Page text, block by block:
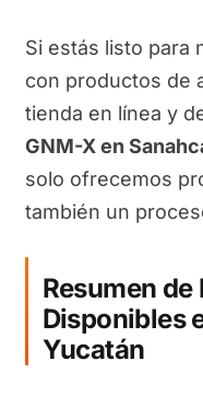
Si estás listo para
con productos de
tienda en línea y
GNM-X en
solo ofrecemos
también un
Resumen
Disponibles
Yucatán